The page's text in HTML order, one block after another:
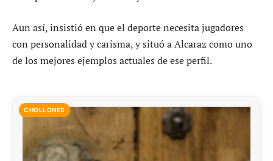
Aun así, insistió en que el deporte necesita jugadores
con personalidad y carisma, y situó a Alcaraz como uno
de los mejores ejemplos actuales de ese perfil.
CHOLLONES